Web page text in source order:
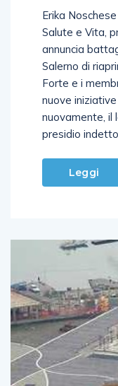
Erika
Salute e Vita,
annuncia
Salerno di
Forte e i
nuove
nuovamente, il
presidio
Leggi